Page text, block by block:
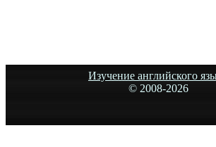
Изучение английского
© 2008-2026